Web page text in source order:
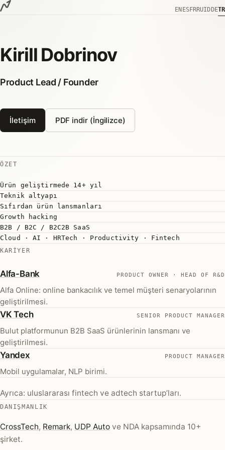
İçeriğe geç
EN ESFRRUID DETR
Kirill Dobrinov
Product Lead / Founder
İletişim PDF indir (İngilizce)
ÖZET
Ürün geliştirmede 14+ yıl
Teknik altyapı
Sıfırdan ürün lansmanları
Growth hacking
B2B / B2C / B2C2B SaaS
Cloud · AI · HRTech · Productivity · Fintech
KARIYER
Alfa-Bank (yeni sekmede açılır)PRODUCT OWNER · HEAD OF R&D
Alfa Online: online bankacılık ve temel müşteri senaryolarının
geliştirilmesi.
VK Tech(yeni sekmede açılır) SENIOR PRODUCT MANAGER
Bulut platformunun B2B SaaS ürünlerinin lansmanı ve
geliştirilmesi.
Yandex(yeni sekmede açılır) PRODUCT MANAGER
Mobil uygulamalar, NLP birimi.
Ayrıca: uluslararası fintech ve adtech startup’ları.
DANIŞMANLIK
CrossTech(yeni sekmede açılır)
, Remark(yeni sekmede açılır)
, UDP Auto(yeni sekmede açılır)
ve NDA kapsamında 10+
şirket.